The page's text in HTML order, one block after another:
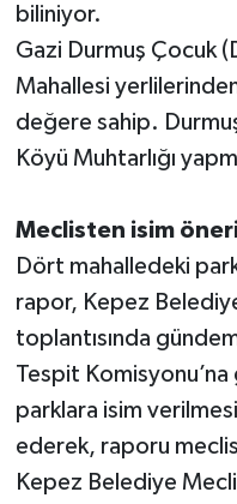
biliniyor.
Gazi Durmuş Çocuk
Mahallesi
değere sahip.
Köyü Muhtarlığı
Meclisten isim
Dört mahalledeki
rapor, Kepez
toplantısında
Tespit
parklara isim
ederek, raporu
Kepez Belediye